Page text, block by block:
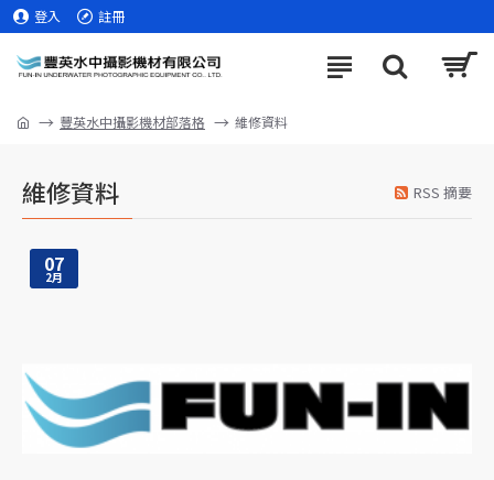
登入 註冊
豐英水中攝影機材部落格 維修資料
維修資料 RSS 摘要
07
2月